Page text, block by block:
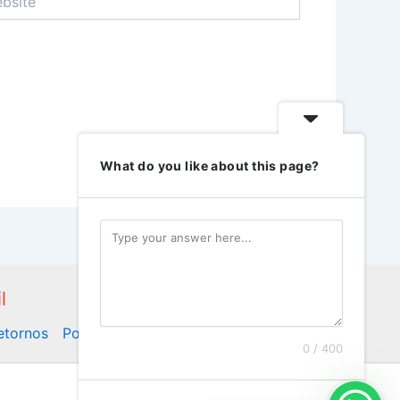
Politica de Privacidade
What do you like about this page?
0 / 400